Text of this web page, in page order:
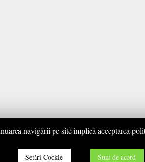
navigării pe site implică acceptarea
Setări Cookie Sunt de acord